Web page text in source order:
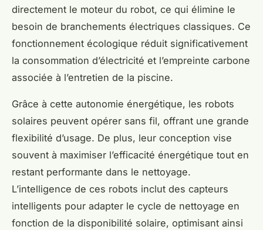
directement le moteur du robot, ce qui élimine le
besoin de branchements électriques classiques. Ce
fonctionnement écologique réduit significativement
la consommation d’électricité et l’empreinte carbone
associée à l’entretien de la piscine.
Grâce à cette autonomie énergétique, les robots
solaires peuvent opérer sans fil, offrant une grande
flexibilité d’usage. De plus, leur conception vise
souvent à maximiser l’efficacité énergétique tout en
restant performante dans le nettoyage.
L’intelligence de ces robots inclut des capteurs
intelligents pour adapter le cycle de nettoyage en
fonction de la disponibilité solaire, optimisant ainsi